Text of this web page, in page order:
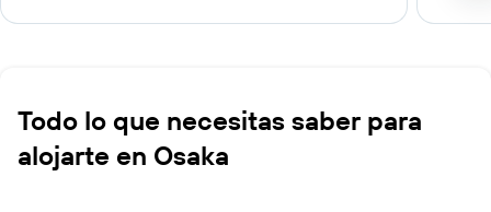
Todo lo que necesitas saber para
alojarte en Osaka